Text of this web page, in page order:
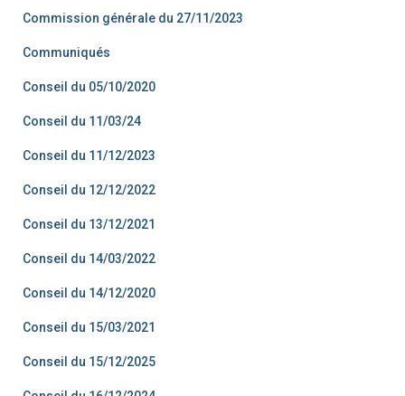
Commission générale du 27/11/2023
Communiqués
Conseil du 05/10/2020
Conseil du 11/03/24
Conseil du 11/12/2023
Conseil du 12/12/2022
Conseil du 13/12/2021
Conseil du 14/03/2022
Conseil du 14/12/2020
Conseil du 15/03/2021
Conseil du 15/12/2025